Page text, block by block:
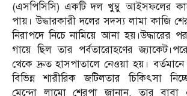
(এসপিসিসি) একটি দল খুম্বু আইসফলের
পায়। উদ্ধারকারী দলের সদস্য লামা কাজি
নিরাপদে নিচে নামিয়ে আনা হয়।উদ্ধারের
গায়ে ছিল তার পর্বতারোহণের
থেকে দ্রুত হাসপাতালে নেওয়া হয়। বর্তমানে
বিভিন্ন শারীরিক জটিলতার চিকিৎসা
মেন্দো লামো শেরপা জানান, তার